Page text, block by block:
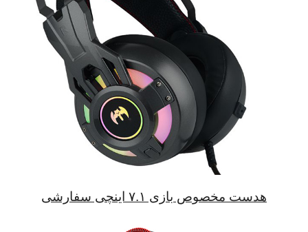
هدست مخصوص بازی ۷.۱ اینچی سفارشی